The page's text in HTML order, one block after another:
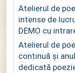
Atelierul de
intense de
DEMO cu
Atelierul de
continuă și
dedicată